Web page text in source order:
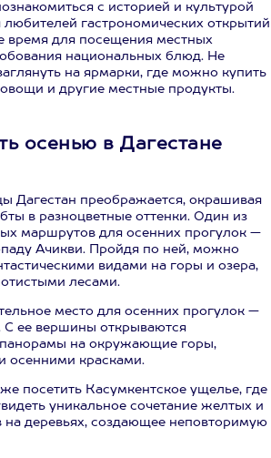
с историей и культурой
любителей гастрономических открытий
время для посещения местных
национальных блюд. Не
на ярмарки, где можно купить
и другие местные продукты.
осенью в Дагестане
Дагестан преображается, окрашивая
в разноцветные оттенки. Один из
маршрутов для осенних прогулок —
Ачикви. Пройдя по ней, можно
видами на горы и озера,
лесами.
место для осенних прогулок —
С ее вершины открываются
на окружающие горы,
осенними красками.
посетить Касумкентское ущелье, где
уникальное сочетание желтых и
на деревьях, создающее неповторимую